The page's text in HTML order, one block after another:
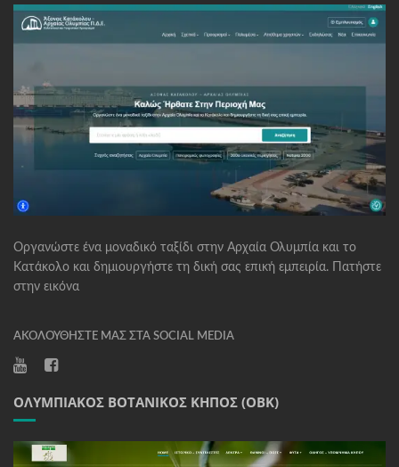
Οργανώστε ένα μοναδικό ταξίδι στην Αρχαία Ολυμπία και το
Κατάκολο και δημιουργήστε τη δική σας επική εμπειρία. Πατήστε
στην εικόνα
ΑΚΟΛΟΥΘΉΣΤΕ ΜΑΣ ΣΤΑ SOCIAL MEDIA
ΟΛΥΜΠΙΑΚΌΣ ΒΟΤΑΝΙΚΌΣ ΚΉΠΟΣ (ΟΒΚ)